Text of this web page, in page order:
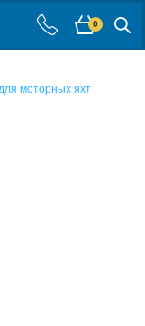
0
моторных яхт